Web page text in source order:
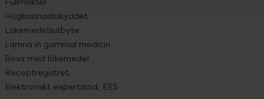
Högkostnadsskyddet
Läkemedelsutbyte
Lämna in gammal medicin
Resa med läkemedel
Receptregistret
Elektroniskt expertstöd, EES